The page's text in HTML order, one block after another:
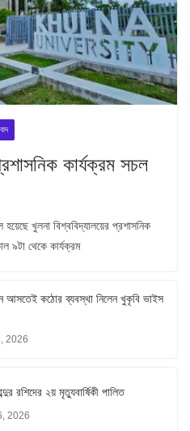
কার্যক্রম সচল
খুলনা বিশ্ববিদ্যালয়ের প্রশাসনিক
৯টা থেকে কার্যক্রম
আসতেই কঠোর ব্যবস্থা নিলেন খুকৃবি ভাইস
2026
রশিদের ২য় মৃত্যুবার্ষিকী পালিত
2026